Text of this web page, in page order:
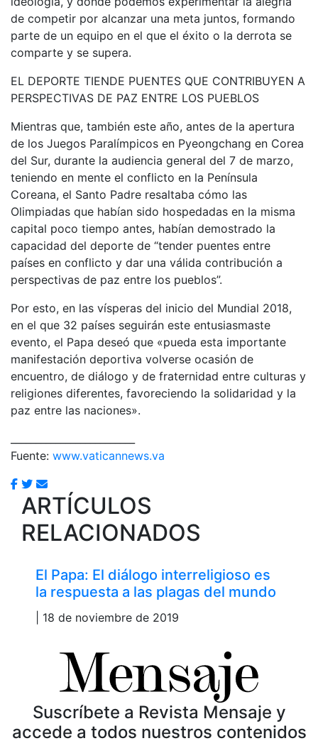
de competir por alcanzar una meta juntos, formando
parte de un equipo en el que el éxito o la derrota se
comparte y se supera.
EL DEPORTE TIENDE PUENTES QUE CONTRIBUYEN A
PERSPECTIVAS DE PAZ ENTRE LOS PUEBLOS
Mientras que, también este año, antes de la apertura
de los Juegos Paralímpicos en Pyeongchang en Corea
del Sur, durante la audiencia general del 7 de marzo,
teniendo en mente el conflicto en la Península
Coreana, el Santo Padre resaltaba cómo las
Olimpiadas que habían sido hospedadas en la misma
capital poco tiempo antes, habían demostrado la
capacidad del deporte de “tender puentes entre
países en conflicto y dar una válida contribución a
perspectivas de paz entre los pueblos”.
Por esto, en las vísperas del inicio del Mundial 2018,
en el que 32 países seguirán este entusiasmaste
evento, el Papa deseó que «pueda esta importante
manifestación deportiva volverse ocasión de
encuentro, de diálogo y de fraternidad entre culturas y
religiones diferentes, favoreciendo la solidaridad y la
paz entre las naciones».
Fuente: www.vaticannews.va
ARTÍCULOS
RELACIONADOS
El Papa: El diálogo interreligioso es
la respuesta a las plagas del mundo
| 18 de noviembre de 2019
Suscríbete a Revista Mensaje y
accede a todos nuestros contenidos